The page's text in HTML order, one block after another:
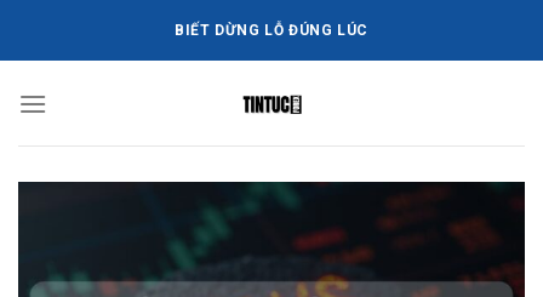
dung
BIẾT DỪNG LỖ ĐÚNG LÚC